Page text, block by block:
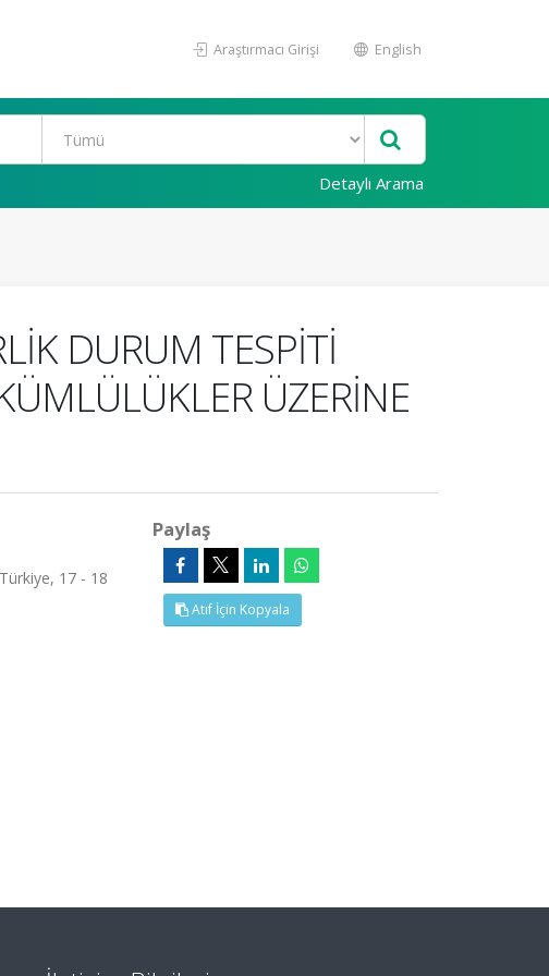
Araştırmacı Girişi English
Detaylı Arama
DURUM TESPİTİ
ÜZERİNE
17 - 18
Paylaş
Atıf İçin Kopyala